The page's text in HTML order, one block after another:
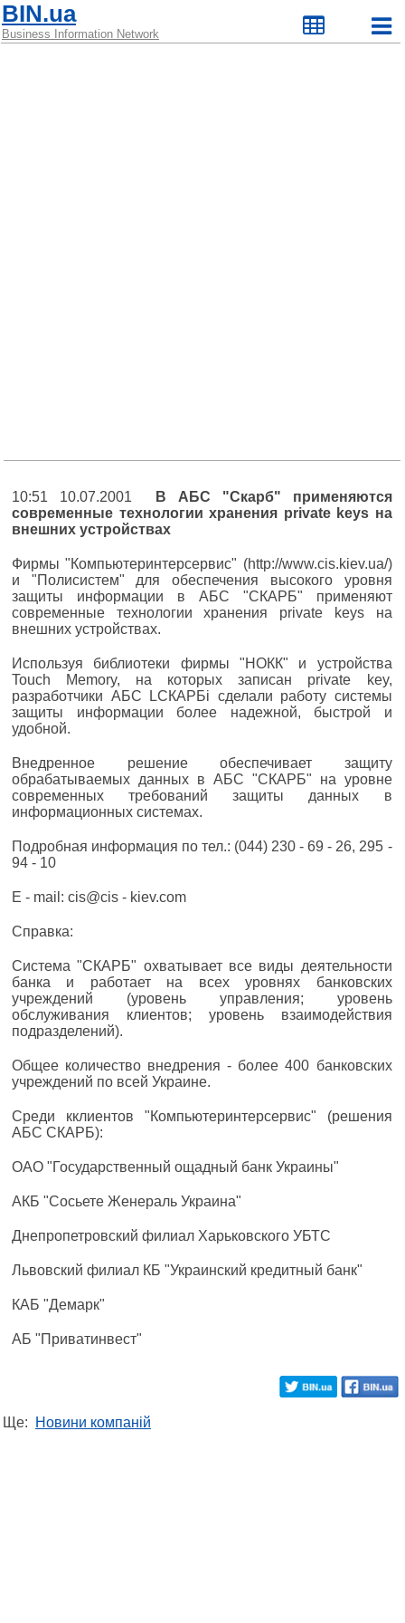
BIN.ua
Business Information Network
10:51 10.07.2001
В АБС "Скарб" применяются
современные технологии хранения private keys на
внешних устройствах
Фирмы "Компьютеринтерсервис" (http://www.cis.kiev.ua/)
и "Полисистем" для обеспечения высокого уровня
защиты информации в АБС "СКАРБ" применяют
современные технологии хранения private keys на
внешних устройствах.
Используя библиотеки фирмы "НОКК" и устройства
Touch Memory, на которых записан private key,
разработчики АБС LСКАРБі сделали работу системы
защиты информации более надежной, быстрой и
удобной.
Внедренное решение обеспечивает защиту
обрабатываемых данных в АБС "СКАРБ" на уровне
современных требований защиты данных в
информационных системах.
Подробная информация по тел.: (044) 230 - 69 - 26, 295 -
94 - 10
E - mail: cis@cis - kiev.com
Справка:
Система "СКАРБ" охватывает все виды деятельности
банка и работает на всех уровнях банковских
учреждений (уровень управления; уровень
обслуживания клиентов; уровень взаимодействия
подразделений).
Общее количество внедрения - более 400 банковских
учреждений по всей Украине.
Среди кклиентов "Компьютеринтерсервис" (решения
АБС СКАРБ):
ОАО "Государственный ощадный банк Украины"
АКБ "Сосьете Женераль Украина"
Днепропетровский филиал Харьковского УБТС
Львовский филиал КБ "Украинский кредитный банк"
КАБ "Демарк"
АБ "Приватинвест"
Ще: Новини компаній